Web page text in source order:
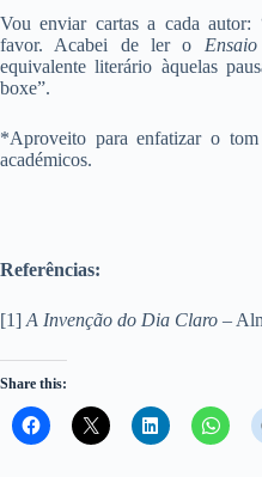
Vou enviar cartas a cada
favor. Acabei de ler o
equivalente literário àquelas
boxe”.
*Aproveito para enfatizar o
académicos.
Referências:
[1] A Invenção do Dia Claro –
Share this: